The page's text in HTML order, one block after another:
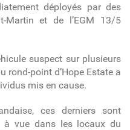
déployés par des
Martin et de l’EGM 13/5
suspect sur plusieurs
rond-point d’Hope Estate a
mis en cause.
ces derniers sont
à vue dans les locaux du